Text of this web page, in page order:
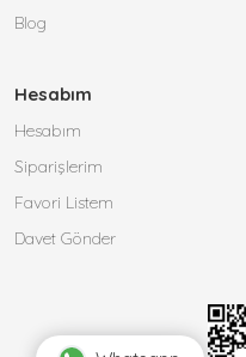
Blog
Hesabım
Hesabım
Siparişlerim
Favori Listem
Davet Gönder